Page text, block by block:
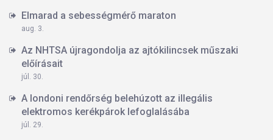
Elmarad a sebességmérő maraton
aug. 3.
Az NHTSA újragondolja az ajtókilincsek műszaki
előírásait
júl. 30.
A londoni rendőrség belehúzott az illegális
elektromos kerékpárok lefoglalásába
júl. 29.